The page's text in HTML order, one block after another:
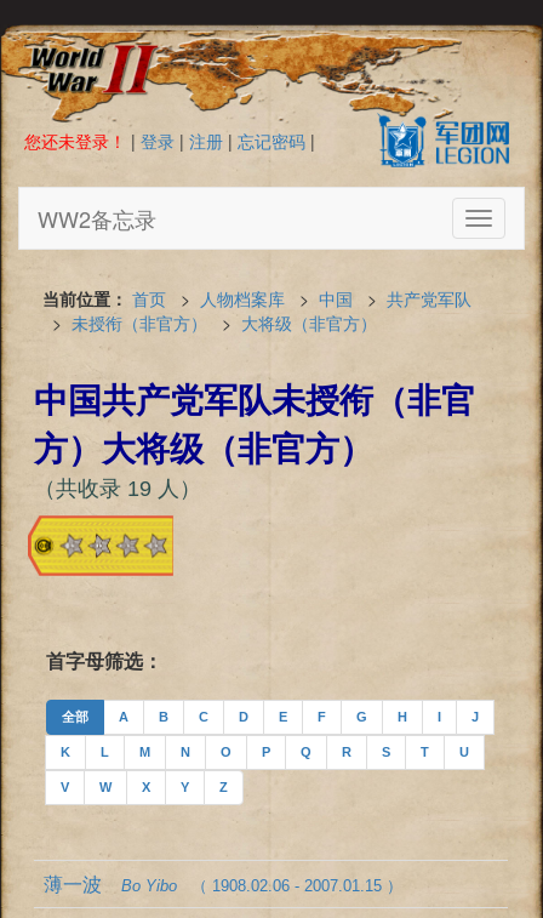
您还未登录！ | 登录 | 注册 | 忘记密码 |
Toggle
WW2备忘录
当前位置： 首页 > 人物档案库 > 中国 > 共产党军队
> 未授衔（非官方） > 大将级（非官方）
中国共产党军队未授衔（非官
方）大将级（非官方）
（共收录 19 人）
首字母筛选：
全部 A B C D E F G H I J
K L M N O P Q R S T U
V W X Y Z
薄一波Bo Yibo （ 1908.02.06 - 2007.01.15 ）